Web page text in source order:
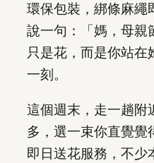
環保包裝，綁條麻繩
說一句：「媽，母親
只是花，而是你站在
一刻。
這個週末，走一趟附
多，選一束你直覺覺
即日送花服務，不少